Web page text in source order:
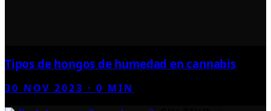
Tipos de hongos de humedad en cannabis
30 NOV 2023 ·0 MIN